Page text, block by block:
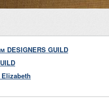
DESIGNERS GUILD